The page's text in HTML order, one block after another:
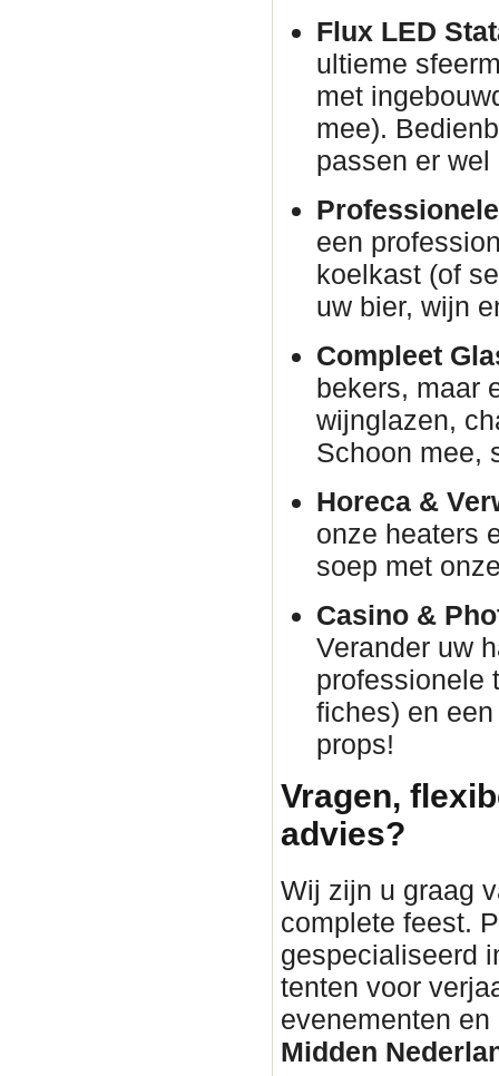
Flux LED
ultieme
met
mee).
passen er
een
koelkast (of
uw bier, wijn
Compleet
bekers, maar
wijnglazen,
Schoon mee,
Horeca &
onze heaters
soep met
Casino &
Verander uw
professionele
fiches) en
props!
Vragen,
advies?
Wij zijn u graag
complete feest.
gespecialiseerd
tenten voor
evenementen
Midden